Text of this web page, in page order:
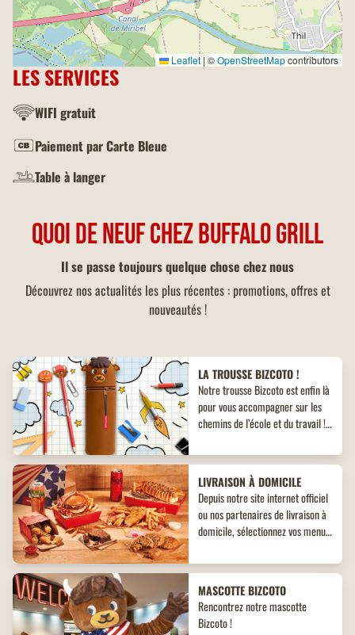
Leaflet | ©OpenStreetMapcontributors
LES SERVICES
WIFI gratuit
Paiement par Carte Bleue
Table à langer
QUOI DE NEUF CHEZ BUFFALO GRILL
Il se passe toujours quelque chose chez nous
Découvrez nos actualités les plus récentes : promotions, offres et
nouveautés !
LA TROUSSE BIZCOTO !
Notre trousse Bizcoto est enfin là
pour vous accompagner sur les
chemins de l’école et du travail !
inédit à ne pas manquer !
LIVRAISON À DOMICILE
Depuis notre site internet officiel
ou nos partenaires de livraison à
domicile, sélectionnez vos menus,
desserts. Un large choix de plats
envies !
MASCOTTE BIZCOTO
Rencontrez notre mascotte
Bizcoto !